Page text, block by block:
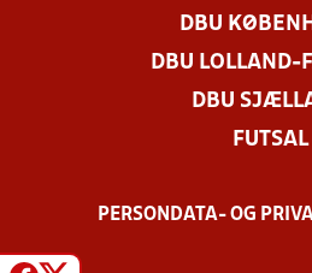
DBU
DBU LOLLAND-
DBU
FUTSAL
PERSONDATA- OG